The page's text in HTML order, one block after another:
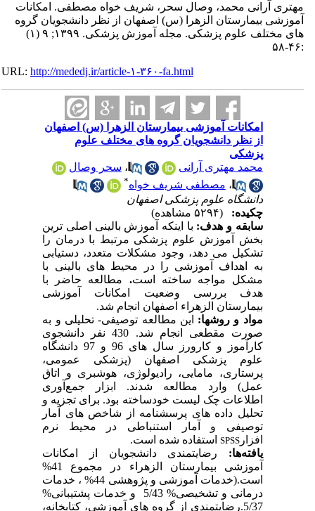
مهتری آرانی محمد، وصال سحر، شریف خواه مصطفی. امکانات
آموزشی بیمارستان الزهرا (س) اصفهان از نظر دانشجویان گروه
های مختلف علوم پزشکی. مجله آموزش پزشکی. ۱۳۹۹; ۹ (۱)
URL:http://mededj.ir/article-۱-۳۶۰-fa.html
امکانات آموزشی بیمارستان الزهرا (س) اصفهان
از نظر دانشجویان گروه های مختلف علوم
پزشکی
محمد مهتری آرانی
،سحر وصال
،مصطفی شریف خواه*
دانشگاه علوم پزشکی اصفهان
چکیده:
سابقه و هدف:با اینکه آموزش بالینی اصلی ترین
بخش آموزش علوم پزشکی مرتبط با درمان را
تشکیل می دهد، وجود مشکلات متعدد، دستیابی
به اهداف آموزشی را در محیط های بالینی با
مشکل مواجه ساخته است.مطالعه حاضر با
هدف بررسی وضعیت امکانات آموزشی
بیمارستان الزهراء اصفهان انجام شد.
مواد و روش­ها:این مطالعه توصیفی- تحلیلی و به
صورت مقطعی انجام شد. 430 نفر دانشجوی
کارآموز و کارورز سال
های 96 و 97 دانشگاه
علوم پزشکی اصفهان (پزشکی عمومی،
پرستاری، مامایی، رادیولوژی، هوشبری و اتاق
عمل)
وارد مطالعه شدند. ابزار جمع‌آوری
اطلاعات چک لیست خودساخته بود. برای تجزیه و
تحلیل داده های پرسشنامه از شاخص های آمار
توصیفی و آمار استنباطی در محیط نرم
افزار SPSSاستفاده شده است.
یافته‌ها:
رضایتمندی دانشجویان از امکانات
آموزشی بیمارستان الزهراء در مجموع 41%
است.
(خدمات آموزشی و پژوهشی 44% ، خدمات
درمانی و تشخیصی% 5/43 و خدمات پشتیبانی%
5/37.رضایتمندی از گروه
های آموزشی، کتابخانه،